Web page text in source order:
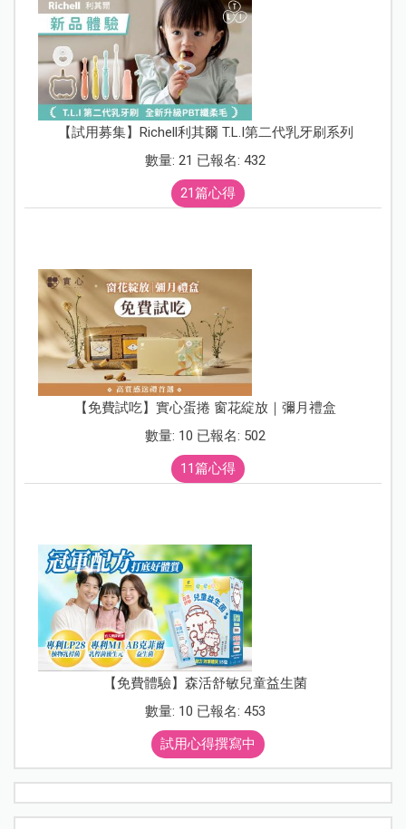
【試用募集】Richell利其爾 T.L.I第二代乳牙刷系列
數量: 21 已報名: 432
21篇心得
【免費試吃】實心蛋捲 窗花綻放｜彌月禮盒
數量: 10 已報名: 502
11篇心得
【免費體驗】森活舒敏兒童益生菌
數量: 10 已報名: 453
試用心得撰寫中